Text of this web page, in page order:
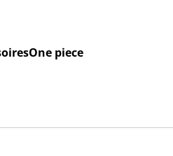
One piece